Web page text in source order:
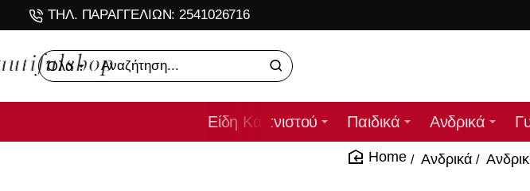
ΤΗΛ. ΠΑΡΑΓΓΕΛΙΩΝ: 2541026716
Όλα
Αναζήτηση...
Είδη Καπνιστού Παιδικά Ανδρικά
Ανδρικά